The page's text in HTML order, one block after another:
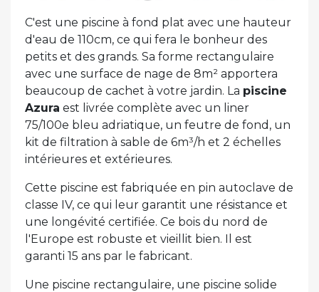
C'est une piscine à fond plat avec une hauteur
d'eau de 110cm, ce qui fera le bonheur des
petits et des grands. Sa forme rectangulaire
avec une surface de nage de 8m² apportera
beaucoup de cachet à votre jardin. La piscine
Azura est livrée complète avec un liner
75/100e bleu adriatique, un feutre de fond, un
kit de filtration à sable de 6m³/h et 2 échelles
intérieures et extérieures.
Cette piscine est fabriquée en pin autoclave de
classe IV, ce qui leur garantit une résistance et
une longévité certifiée. Ce bois du nord de
l'Europe est robuste et vieillit bien. Il est
garanti 15 ans par le fabricant.
Une piscine rectangulaire, une piscine solide